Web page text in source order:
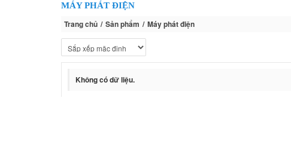
MÁY PHÁT ĐIỆN
Trang chủ Sản phẩm Máy phát điện
Không có dữ liệu.